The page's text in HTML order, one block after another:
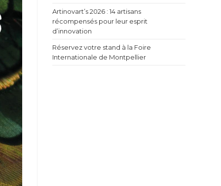
Artinovart’s 2026 : 14 artisans
récompensés pour leur esprit
d’innovation
Réservez votre stand à la Foire
Internationale de Montpellier